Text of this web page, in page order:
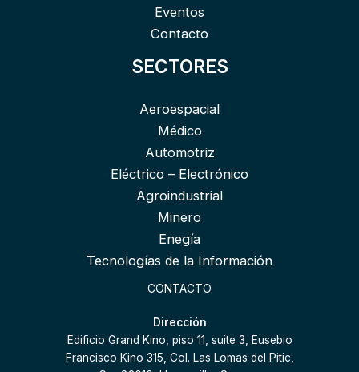
Eventos
Contacto
SECTORES
Aeroespacial
Médico
Automotriz
Eléctrico – Electrónico
Agroindustrial
Minero
Enegía
Tecnologías de la Información
CONTACTO
Dirección
Edificio Grand Kino, piso 11, suite 3, Eusebio
Francisco Kino 315, Col. Las Lomas del Pitic,